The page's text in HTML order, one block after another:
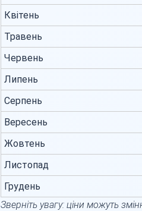
Квітень
Травень
Червень
Липень
Серпень
Вересень
Жовтень
Листопад
Грудень
Зверніть увагу: ціни можуть